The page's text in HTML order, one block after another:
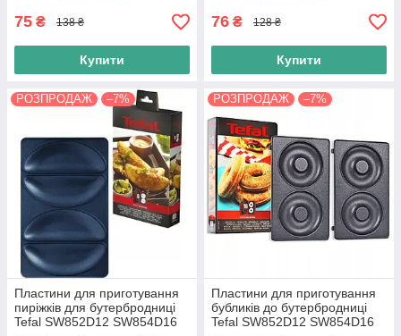
75 ₴ 138 ₴
Купити
76 ₴ 128 ₴
Купити
РОЗПРОДАЖ –7%
Пластини для приготування
пиріжків для бутербродниці
Tefal SW852D12 SW854D16
РОЗПРОДАЖ –7%
Пластини для приготування
бубликів до бутербродниці
Tefal SW852D12 SW854D16